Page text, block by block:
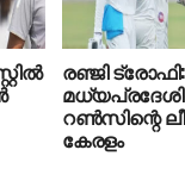
രഞ്ജി ട്രോഫി:
റണ്‍സിന്റെ
കേരളം